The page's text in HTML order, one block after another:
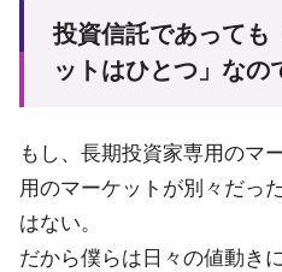
投資信託であっても
ットはひとつ」な
もし、長期投資家専用のマ
用のマーケットが別々だっ
はない。
だから僕らは日々の値動き